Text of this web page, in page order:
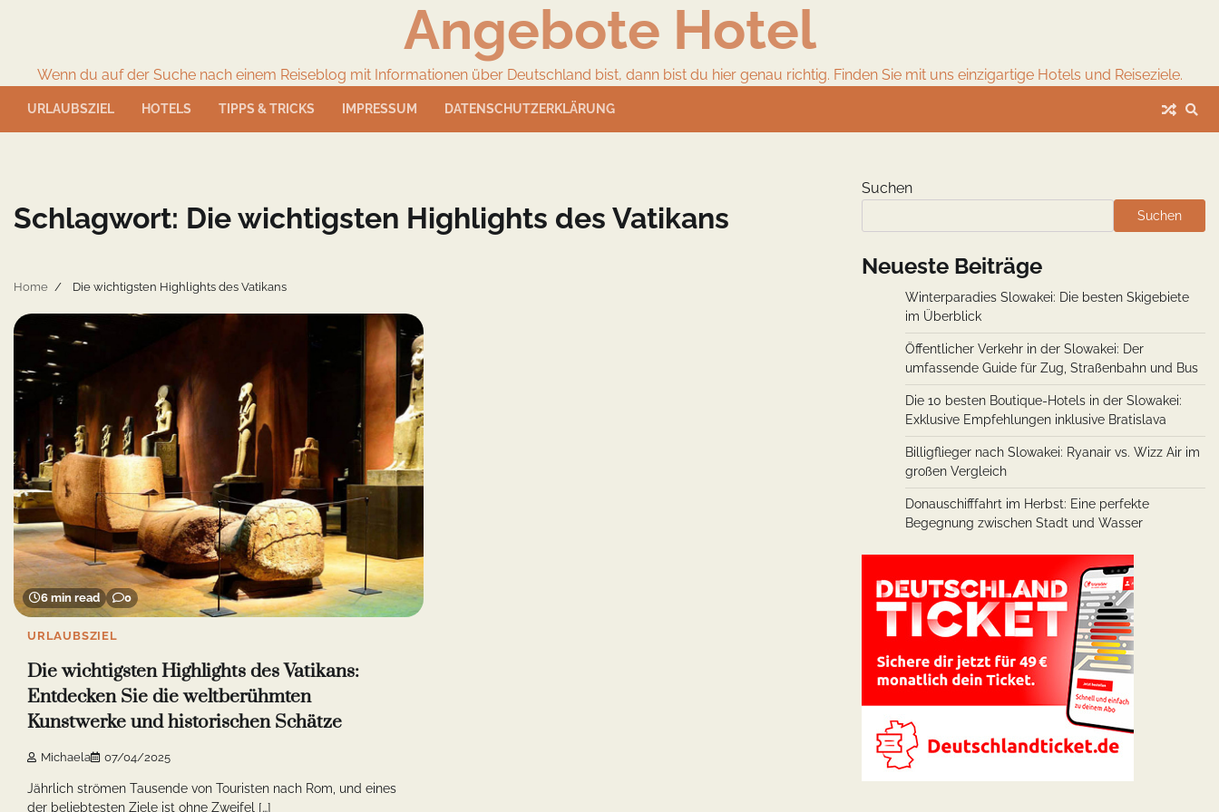
Angebote Hotel
Wenn du auf der Suche nach einem Reiseblog mit Informationen über Deutschland bist, dann bist du hier genau richtig. Finden Sie mit uns einzigartige Hotels und Reiseziele.
URLAUBSZIEL HOTELS TIPPS & TRICKS IMPRESSUM DATENSCHUTZERKLÄRUNG
Schlagwort: Die wichtigsten Highlights des Vatikans
Home Die wichtigsten Highlights des Vatikans
6 min read 0
URLAUBSZIEL
Die wichtigsten Highlights des Vatikans:
Entdecken Sie die weltberühmten
Kunstwerke und historischen Schätze
Michaela 07/04/2025
Jährlich strömen Tausende von Touristen nach Rom, und eines
der beliebtesten Ziele ist ohne Zweifel […]
Suchen
Suchen
Neueste Beiträge
Winterparadies Slowakei: Die besten Skigebiete
im Überblick
Öffentlicher Verkehr in der Slowakei: Der
umfassende Guide für Zug, Straßenbahn und Bus
Die 10 besten Boutique-Hotels in der Slowakei:
Exklusive Empfehlungen inklusive Bratislava
Billigflieger nach Slowakei: Ryanair vs. Wizz Air im
großen Vergleich
Donauschifffahrt im Herbst: Eine perfekte
Begegnung zwischen Stadt und Wasser